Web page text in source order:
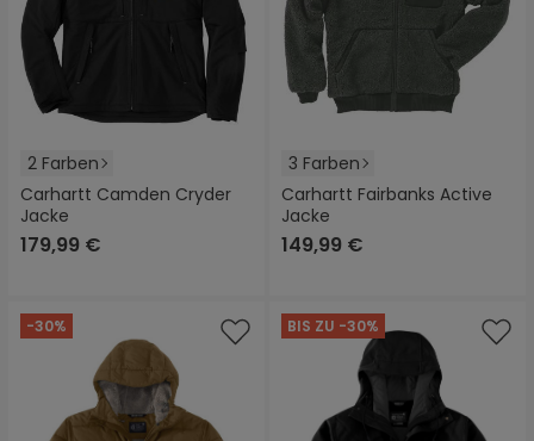
2 Farben
Carhartt Camden Cryder
Jacke
179,99 €
3 Farben
Carhartt Fairbanks Active
Jacke
149,99 €
-30% BIS ZU -30%